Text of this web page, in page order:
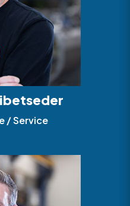
/ Service